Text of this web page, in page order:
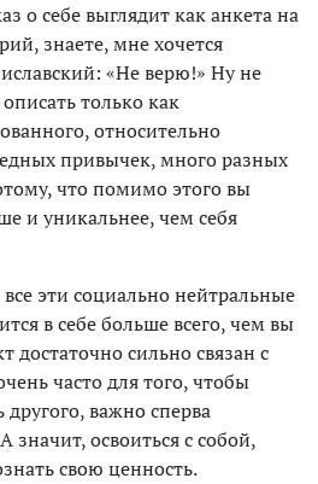
о себе выглядит как анкета на
знаете, мне хочется
«Не верю!» Ну не
только как
относительно
привычек, много разных
что помимо этого вы
и уникальнее, чем себя
эти социально нейтральные
в себе больше всего, чем вы
достаточно сильно связан с
часто для того, чтобы
важно сперва
значит, освоиться с собой,
свою ценность.